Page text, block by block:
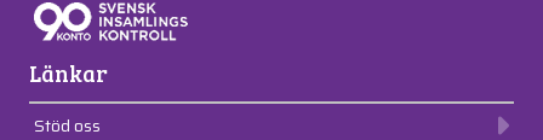
Länkar
Stöd oss